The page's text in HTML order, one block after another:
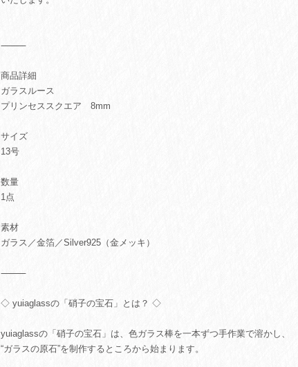
⸻
商品詳細
ガラスルース
プリンセススクエア 8mm
サイズ
13号
数量
1点
素材
ガラス／金箔／Silver925（金メッキ）
⸻
◇ yuiaglassの「硝子の宝石」とは？ ◇
yuiaglassの「硝子の宝石」は、色ガラス棒を一本ずつ手作業で溶かし、
“ガラスの原石”を制作するところから始まります。